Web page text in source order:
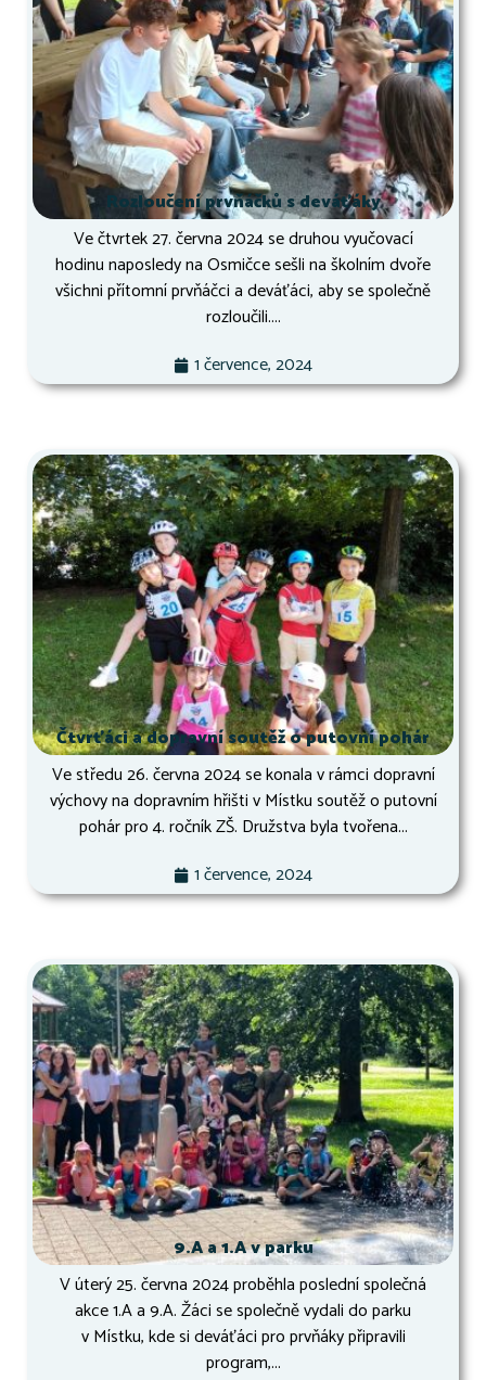
Rozloučení prvňáčků s deváťáky
Ve čtvrtek 27. června 2024 se druhou vyučovací
hodinu naposledy na Osmičce sešli na školním dvoře
všichni přítomní prvňáčci a deváťáci, aby se společně
rozloučili....
1 července, 2024
Čtvrťáci a dopravní soutěž o putovní pohár
Ve středu 26. června 2024 se konala v rámci dopravní
výchovy na dopravním hřišti v Místku soutěž o putovní
pohár pro 4. ročník ZŠ. Družstva byla tvořena...
1 července, 2024
9.A a 1.A v parku
V úterý 25. června 2024 proběhla poslední společná
akce 1.A a 9.A. Žáci se společně vydali do parku
v Místku, kde si deváťáci pro prvňáky připravili
program,...